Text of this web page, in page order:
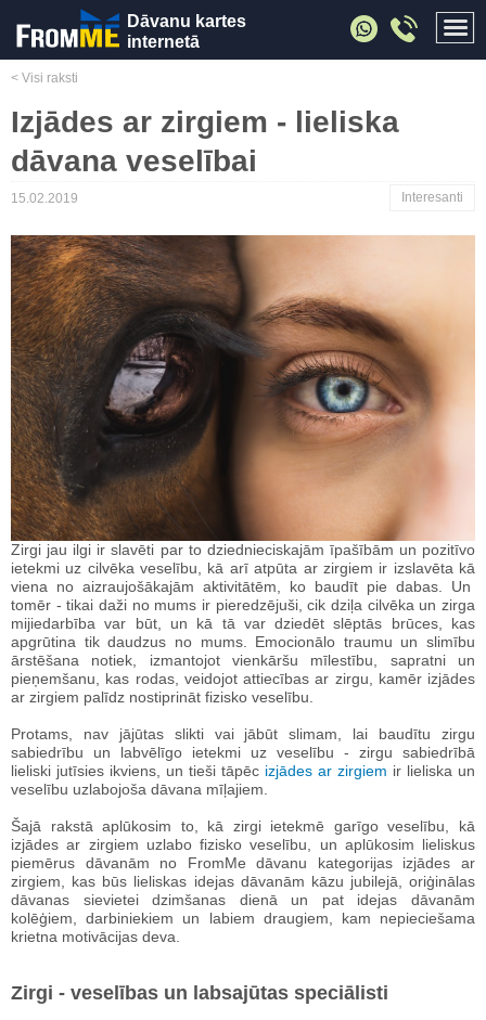
Dāvanu kartes
internetā
< Visi raksti
Izjādes ar zirgiem - lieliska
dāvana veselībai
15.02.2019 Interesanti
Zirgi jau ilgi ir slavēti par to dziednieciskajām īpašībām un pozitīvo
ietekmi uz cilvēka veselību, kā arī atpūta ar zirgiem ir izslavēta kā
viena no aizraujošākajām aktivitātēm, ko baudīt pie dabas. Un
tomēr - tikai daži no mums ir pieredzējuši, cik dziļa cilvēka un zirga
mijiedarbība var būt, un kā tā var dziedēt slēptās brūces, kas
apgrūtina tik daudzus no mums. Emocionālo traumu un slimību
ārstēšana notiek, izmantojot vienkāršu mīlestību, sapratni un
pieņemšanu, kas rodas, veidojot attiecības ar zirgu, kamēr izjādes
ar zirgiem palīdz nostiprināt fizisko veselību.
Protams, nav jājūtas slikti vai jābūt slimam, lai baudītu zirgu
sabiedrību un labvēlīgo ietekmi uz veselību - zirgu sabiedrībā
lieliski jutīsies ikviens, un tieši tāpēc izjādes ar zirgiem ir lieliska un
veselību uzlabojoša dāvana mīļajiem.
Šajā rakstā aplūkosim to, kā zirgi ietekmē garīgo veselību, kā
izjādes ar zirgiem uzlabo fizisko veselību, un aplūkosim lieliskus
piemērus dāvanām no FromMe dāvanu kategorijas izjādes ar
zirgiem, kas būs lieliskas idejas dāvanām kāzu jubilejā, oriģinālas
dāvanas sievietei dzimšanas dienā un pat idejas dāvanām
kolēģiem, darbiniekiem un labiem draugiem, kam nepieciešama
krietna motivācijas deva.
Zirgi - veselības un labsajūtas speciālisti